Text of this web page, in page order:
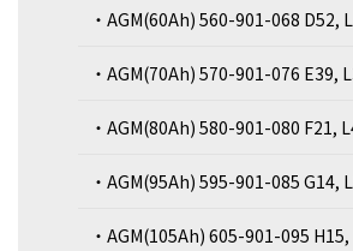
・AGM(60Ah) 560-901-068 D52,
・AGM(70Ah) 570-901-076 E39,
・AGM(80Ah) 580-901-080 F21,
・AGM(95Ah) 595-901-085 G14,
・AGM(105Ah) 605-901-095